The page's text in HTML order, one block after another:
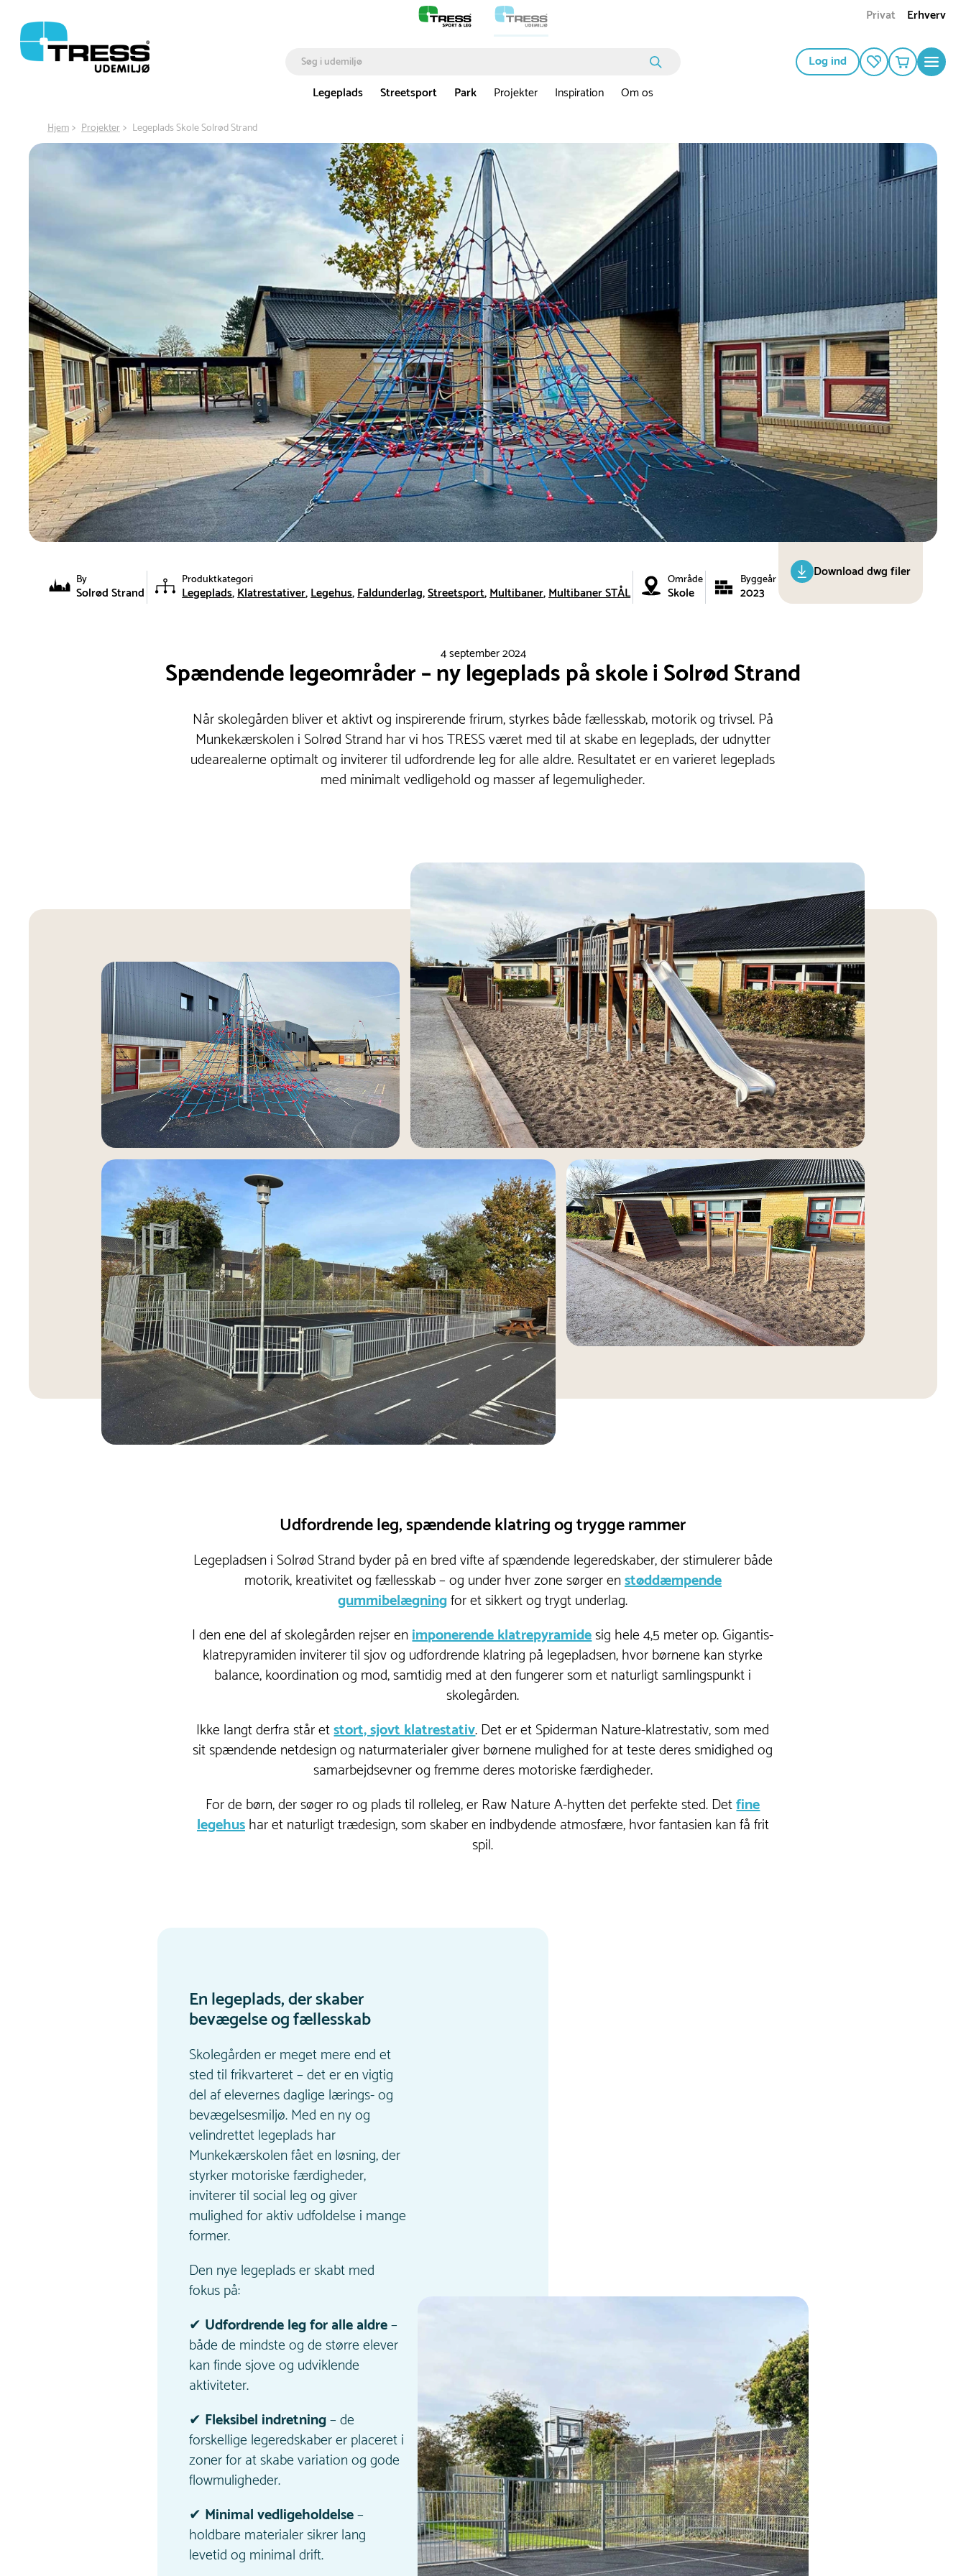
Privat Erhverv
Log ind
Legeplads
Streetsport Park Projekter Inspiration Om os
Hjem Projekter Legeplads Skole Solrød Strand
By
Solrød Strand
Produktkategori
Legeplads Klatrestativer Legehus Faldunderlag Streetsport Multibaner Multibaner STÅL
Område
Skole
Byggeår
2023
Download dwg filer
4 september 2024
Spændende legeområder – ny legeplads på skole i Solrød Strand
Når skolegården bliver et aktivt og inspirerende frirum, styrkes både fællesskab, motorik og trivsel. På
Munkekærskolen i Solrød Strand har vi hos TRESS været med til at skabe en legeplads, der udnytter
udearealerne optimalt og inviterer til udfordrende leg for alle aldre. Resultatet er en varieret legeplads
med minimalt vedligehold og masser af legemuligheder.
Udfordrende leg, spændende klatring og trygge rammer
Legepladsen i Solrød Strand byder på en bred vifte af spændende legeredskaber, der stimulerer både
motorik, kreativitet og fællesskab – og under hver zone sørger enstøddæmpende
gummibelægningfor et sikkert og trygt underlag.
I den ene del af skolegården rejser enimponerende klatrepyramidesig hele 4,5 meter op. Gigantis-
klatrepyramiden inviterer til sjov og udfordrende klatring på legepladsen, hvor børnene kan styrke
balance, koordination og mod, samtidig med at den fungerer som et naturligt samlingspunkt i
skolegården.
Ikke langt derfra står etstort, sjovt klatrestativ. Det er et Spiderman Nature-klatrestativ, som med
sit spændende netdesign og naturmaterialer giver børnene mulighed for at teste deres smidighed og
samarbejdsevner og fremme deres motoriske færdigheder.
For de børn, der søger ro og plads til rolleleg, er Raw Nature A-hytten det perfekte sted. Detfine
legehushar et naturligt trædesign, som skaber en indbydende atmosfære, hvor fantasien kan få frit
spil.
En legeplads, der skaber
bevægelse og fællesskab
Skolegården er meget mere end et
sted til frikvarteret – det er en vigtig
del af elevernes daglige lærings- og
bevægelsesmiljø. Med en ny og
velindrettet legeplads har
Munkekærskolen fået en løsning, der
styrker motoriske færdigheder,
inviterer til social leg og giver
mulighed for aktiv udfoldelse i mange
former.
Den nye legeplads er skabt med
fokus på:
✔ Udfordrende leg for alle aldre–
både de mindste og de større elever
kan finde sjove og udviklende
aktiviteter.
✔ Fleksibel indretning– de
forskellige legeredskaber er placeret i
zoner for at skabe variation og gode
flowmuligheder.
✔ Minimal vedligeholdelse–
holdbare materialer sikrer lang
levetid og minimal drift.